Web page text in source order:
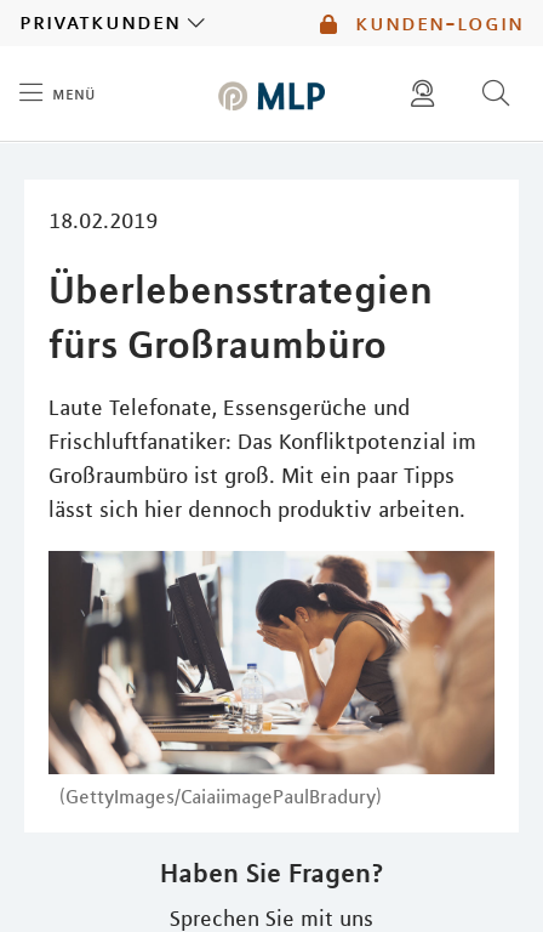
kunden-login
privatkunden
menü
18.02.2019
Überlebensstrategien
fürs Großraumbüro
Laute Telefonate, Essensgerüche und
Frischluftfanatiker: Das Konfliktpotenzial im
Großraumbüro ist groß. Mit ein paar Tipps
lässt sich hier dennoch produktiv arbeiten.
(GettyImages/CaiaiimagePaulBradury)
Haben Sie Fragen?
Sprechen Sie mit uns